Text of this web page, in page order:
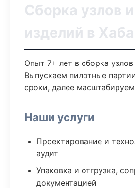
Сборка узлов и
изделий в
Опыт 7+ лет в сборка
Выпускаем пилотные
сроки, далее
Наши услуги
Проектирование и
аудит
Упаковка и отгрузка,
документацией